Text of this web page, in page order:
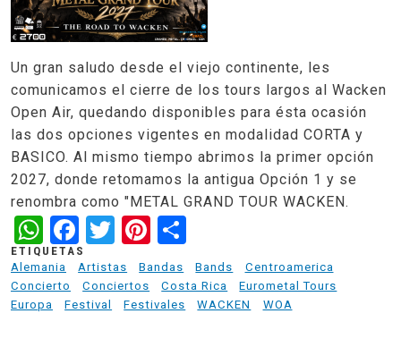
Un gran saludo desde el viejo continente, les
comunicamos el cierre de los tours largos al Wacken
Open Air, quedando disponibles para ésta ocasión
las dos opciones vigentes en modalidad CORTA y
BASICO. Al mismo tiempo abrimos la primer opción
2027, donde retomamos la antigua Opción 1 y se
renombra como "METAL GRAND TOUR WACKEN.
WhatsApp
Facebook
TwitterPinterest
ETIQUETAS
Alemania
Artistas Bandas Bands
Centroamerica
Concierto
Conciertos Costa Rica
Eurometal Tours
Europa
Festival Festivales WACKEN WOA